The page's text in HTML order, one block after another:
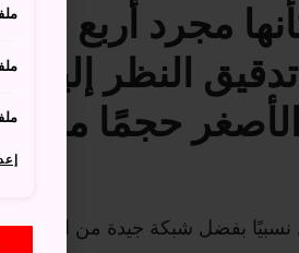
مجرد أربع جزر
النظر
حجمًا
بفضل شبكة جيدة من العبّارات